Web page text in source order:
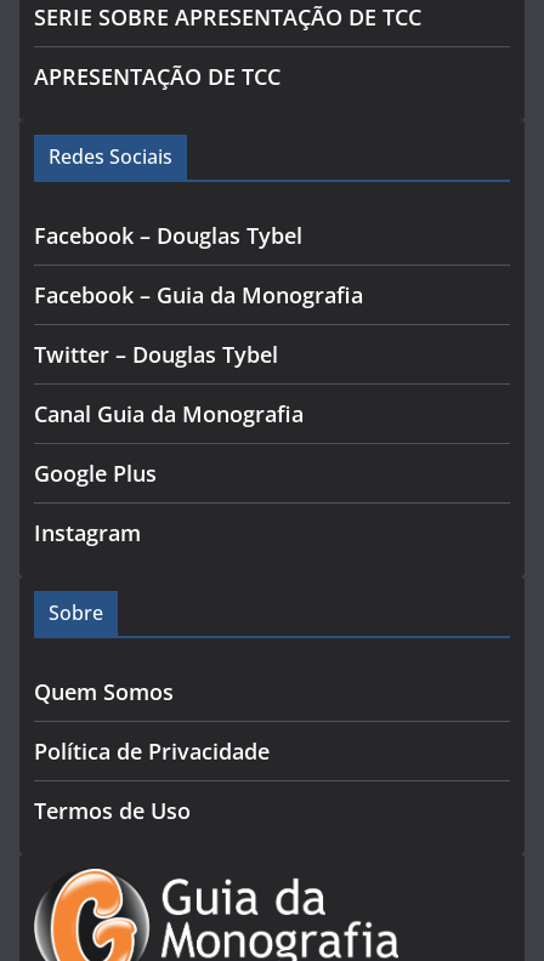
SERIE SOBRE APRESENTAÇÃO DE TCC
APRESENTAÇÃO DE TCC
Redes Sociais
Facebook – Douglas Tybel
Facebook – Guia da Monografia
Twitter – Douglas Tybel
Canal Guia da Monografia
Google Plus
Instagram
Sobre
Quem Somos
Política de Privacidade
Termos de Uso